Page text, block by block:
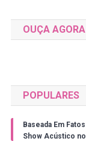
OUÇA
POPULARES
Baseada Em
Show Acústico